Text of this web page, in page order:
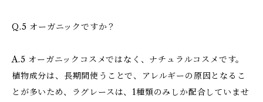
Q.5 オーガニックですか？
A.5 オーガニックコスメではなく、ナチュラルコスメです。
植物成分は、長期間使うことで、アレルギーの原因となるこ
とが多いため、ラグレースは、1種類のみしか配合していませ